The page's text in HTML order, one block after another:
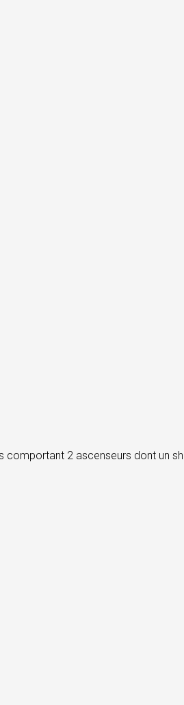
comportant 2 ascenseurs dont un